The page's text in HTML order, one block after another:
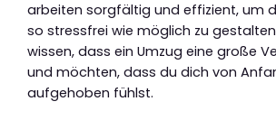
arbeiten sorgfältig und effizient, um
so stressfrei wie möglich zu
wissen, dass ein Umzug eine große
und möchten, dass du dich von
aufgehoben fühlst.